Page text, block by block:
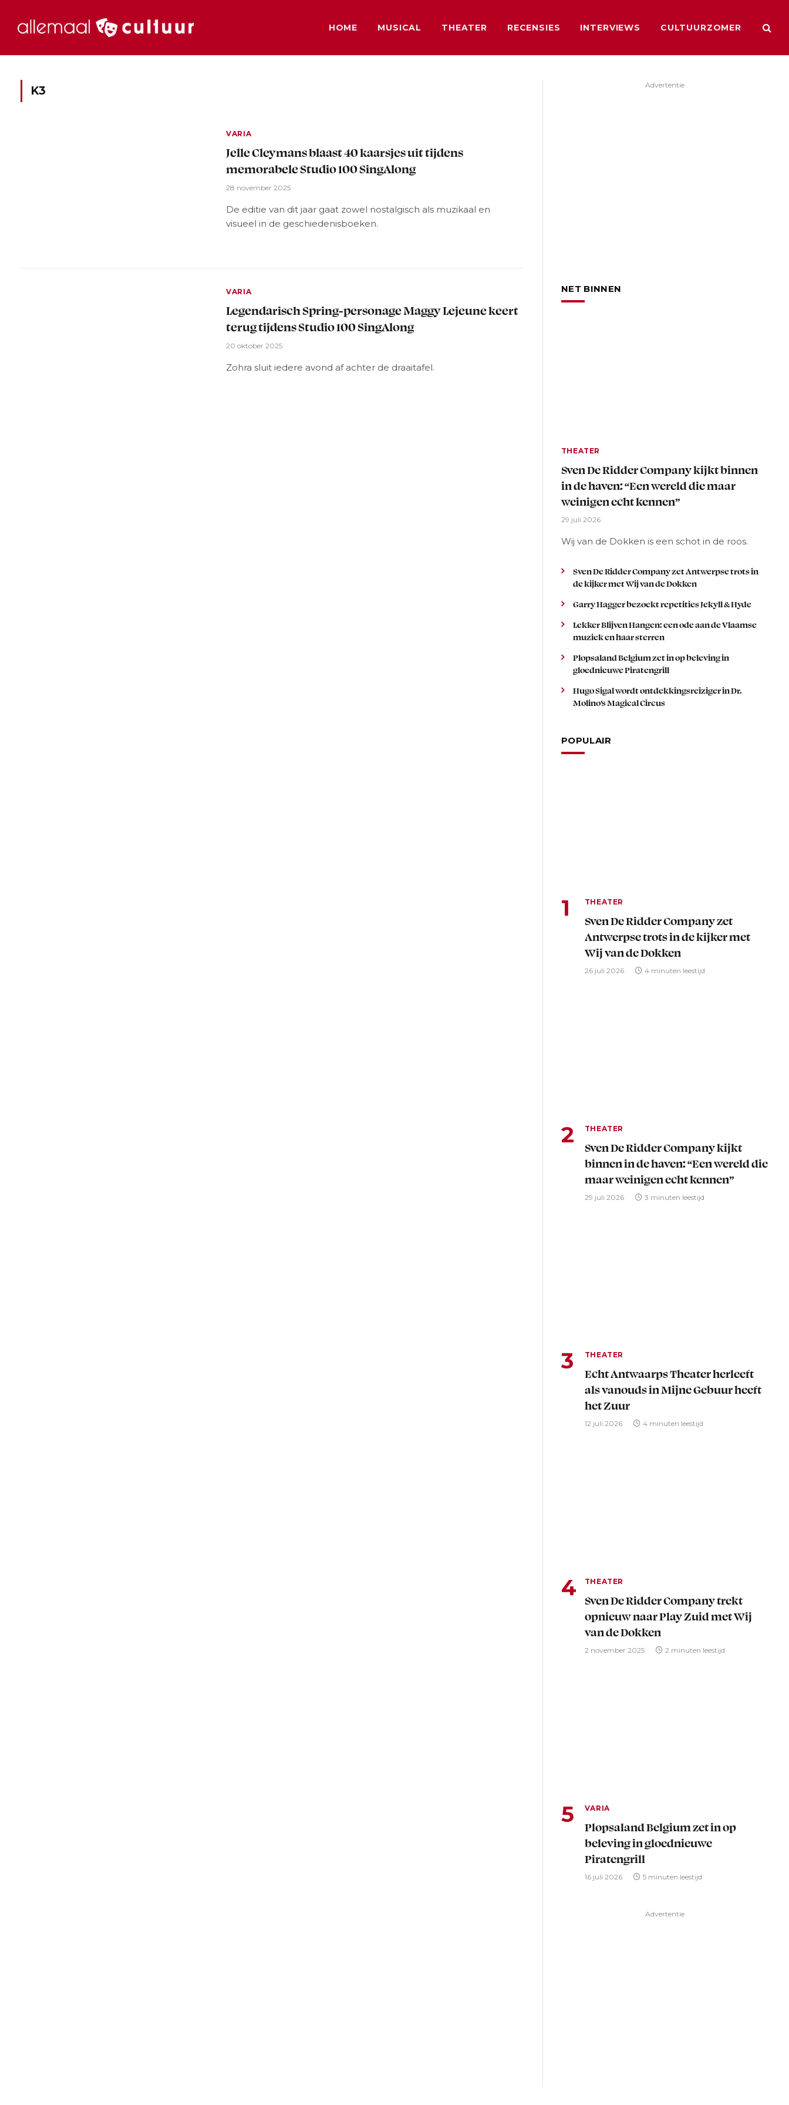
HOME MUSICAL THEATER RECENSIES INTERVIEWS CULTUURZOMER
K3
VARIA
Jelle Cleymans blaast 40 kaarsjes uit tijdens
memorabele Studio 100 SingAlong
28 november 2025
De editie van dit jaar gaat zowel nostalgisch als muzikaal en
visueel in de geschiedenisboeken.
VARIA
Legendarisch Spring-personage Maggy Lejeune keert
terug tijdens Studio 100 SingAlong
20 oktober 2025
Zohra sluit iedere avond af achter de draaitafel.
Advertentie
NET BINNEN
THEATER
Sven De Ridder Company kijkt binnen
in de haven: “Een wereld die maar
weinigen echt kennen”
29 juli 2026
Wij van de Dokken is een schot in de roos.
Sven De Ridder Company zet Antwerpse trots in
de kijker met Wij van de Dokken
Garry Hagger bezoekt repetities Jekyll & Hyde
Lekker Blijven Hangen: een ode aan de Vlaamse
muziek en haar sterren
Plopsaland Belgium zet in op beleving in
gloednieuwe Piratengrill
Hugo Sigal wordt ontdekkingsreiziger in Dr.
Molino’s Magical Circus
POPULAIR
THEATER
Sven De Ridder Company zet
Antwerpse trots in de kijker met
Wij van de Dokken
26 juli 2026 4 minuten leestijd
THEATER
Sven De Ridder Company kijkt
binnen in de haven: “Een wereld die
maar weinigen echt kennen”
29 juli 2026 3 minuten leestijd
THEATER
Echt Antwaarps Theater herleeft
als vanouds in Mijne Gebuur heeft
het Zuur
12 juli 2026 4 minuten leestijd
THEATER
Sven De Ridder Company trekt
opnieuw naar Play Zuid met Wij
van de Dokken
2 november 2025 2 minuten leestijd
VARIA
Plopsaland Belgium zet in op
beleving in gloednieuwe
Piratengrill
16 juli 2026 5 minuten leestijd
Advertentie